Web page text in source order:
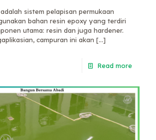
sistem pelapisan permukaan
bahan resin epoxy yang terdiri
utama: resin dan juga hardener.
campuran ini akan […]
Read more